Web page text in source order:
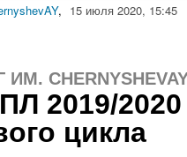
, 15 июля 2020, 15:45
2019/
цикла